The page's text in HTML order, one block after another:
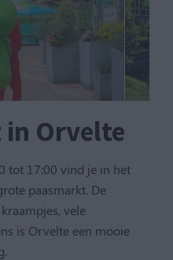
in Orvelte
tot 17:00 vind je in het
paasmarkt. De
vele
is Orvelte een mooie